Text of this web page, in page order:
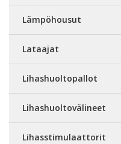
Lämpöhousut
Lataajat
Lihashuoltopallot
Lihashuoltovälineet
Lihasstimulaattorit